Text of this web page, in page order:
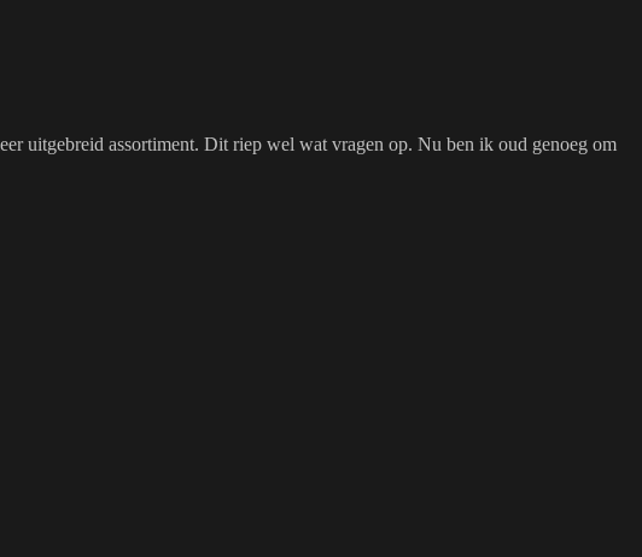
uitgebreid assortiment. Dit riep wel wat vragen op. Nu ben ik oud genoeg om